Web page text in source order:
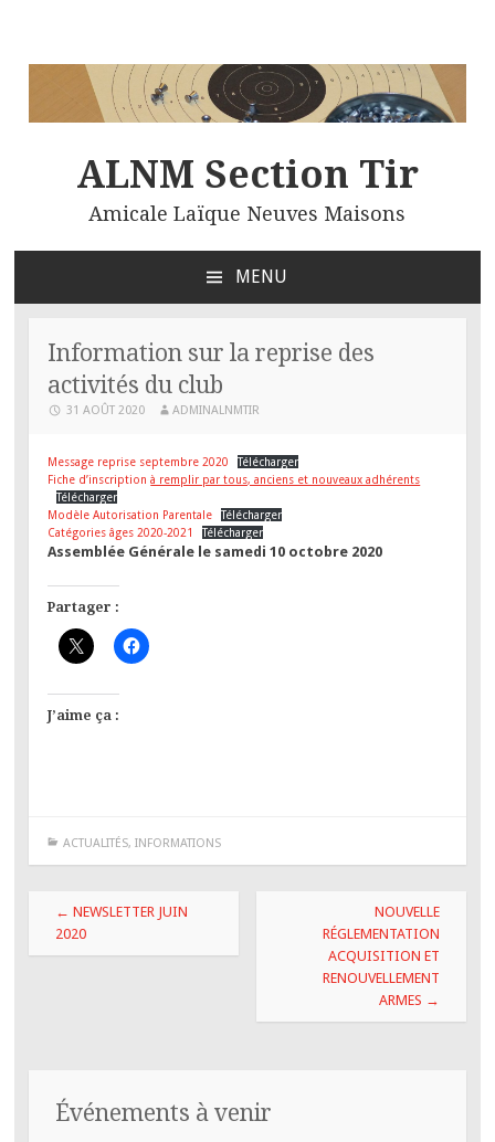
ALNM Section Tir
Amicale Laïque Neuves Maisons
MENU
CONTENU
PRINCIPAL
Information sur la reprise des
activités du club
31 AOÛT 2020 ADMINALNMTIR
Message reprise septembre 2020
Télécharger
Fiche d’inscriptionà remplir par tous, anciens et nouveaux adhérents
Télécharger
Modèle Autorisation Parentale
Télécharger
Catégories âges 2020-2021
Télécharger
Assemblée Générale le samedi 10 octobre 2020
Partager :
J’aime ça :
ACTUALITÉS, INFORMATIONS
Navigation
des
← NEWSLETTER JUIN
2020
NOUVELLE
RÉGLEMENTATION
ACQUISITION ET
RENOUVELLEMENT
ARMES →
Événements à venir